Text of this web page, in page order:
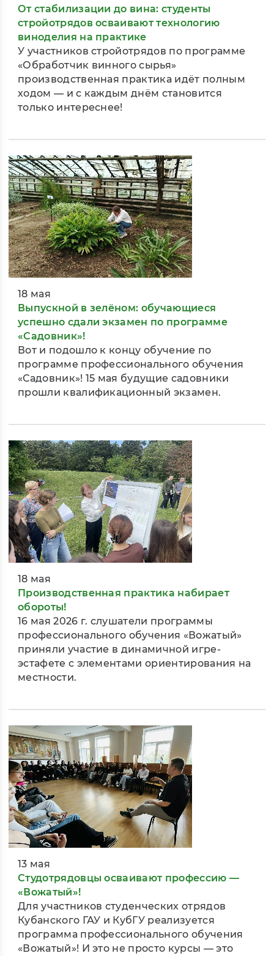
От стабилизации до вина: студенты
стройотрядов осваивают технологию
виноделия на практике
У участников стройотрядов по программе
«Обработчик винного сырья»
производственная практика идёт полным
ходом — и с каждым днём становится
только интереснее!
18 мая
Выпускной в зелёном: обучающиеся
успешно сдали экзамен по программе
«Садовник»!
Вот и подошло к концу обучение по
программе профессионального обучения
«Садовник»! 15 мая будущие садовники
прошли квалификационный экзамен.
18 мая
Производственная практика набирает
обороты!
16 мая 2026 г. слушатели программы
профессионального обучения «Вожатый»
приняли участие в динамичной игре-
эстафете с элементами ориентирования на
местности.
13 мая
Студотрядовцы осваивают профессию —
«Вожатый»!
Для участников студенческих отрядов
Кубанского ГАУ и КубГУ реализуется
программа профессионального обучения
«Вожатый»! И это не просто курсы — это